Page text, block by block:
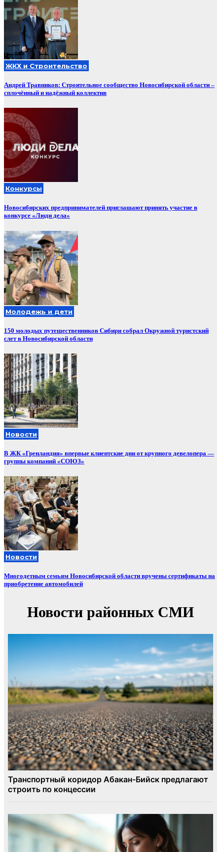
ЖКХ и Строительство
Андрей Травников: Строительное сообщество Новосибирской области –
сплочённый и надёжный коллектив
Конкурсы
Новосибирских предпринимателей приглашают принять участие в
конкурсе «Люди дела»
Молодежь и дети
150 молодых путешественников Сибири собрал Окружной туристский
слет в Новосибирской области
Новости
В ЖК «Гренландия» впервые клиентские дни от крупного девелопера —
группы компаний «СОЮЗ»
Новости
Многодетным семьям Новосибирской области вручены сертификаты на
приобретение автомобилей